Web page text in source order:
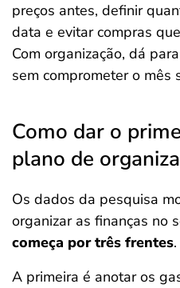
preços antes, definir
data e evitar compras
Com organização, dá
sem comprometer o mês
Como dar o
plano de
Os dados da pesquisa
organizar as finanças no
começa por três frentes.
A primeira é anotar os